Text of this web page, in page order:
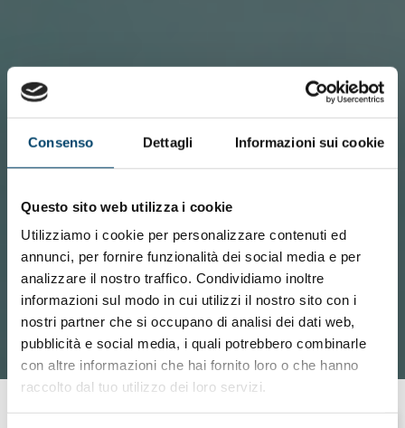
Consenso Dettagli Informazioni sui cookie
Questo sito web utilizza i cookie
Utilizziamo i cookie per personalizzare contenuti ed
annunci, per fornire funzionalità dei social media e per
analizzare il nostro traffico. Condividiamo inoltre
informazioni sul modo in cui utilizzi il nostro sito con i
nostri partner che si occupano di analisi dei dati web,
pubblicità e social media, i quali potrebbero combinarle
con altre informazioni che hai fornito loro o che hanno
raccolto dal tuo utilizzo dei loro servizi.